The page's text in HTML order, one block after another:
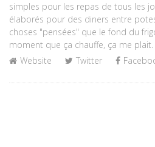
simples pour les repas de tous les
élaborés pour des diners entre
choses "pensées" que le fond du
moment que ça chauffe, ça me plait.
Website
Twitter